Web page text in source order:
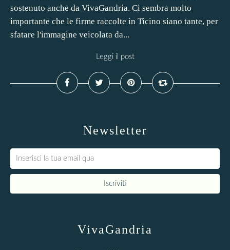
sostenuto anche da VivaGandria. Ci sembra molto
importante che le firme raccolte in Ticino siano tante, per
sfatare l'immagine veicolata da...
Leggi il post
Newsletter
VivaGandria